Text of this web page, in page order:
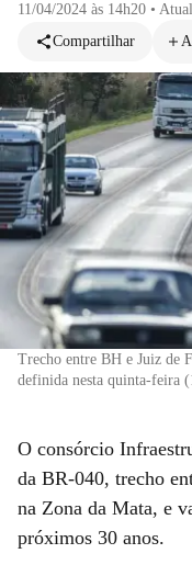
11/04/2024 às 14h20 •
Compartilhar
Trecho entre BH e Juiz de
definida nesta quinta-feira
O consórcio
da BR-040, trecho
na Zona da Mata, e
próximos 30 anos.